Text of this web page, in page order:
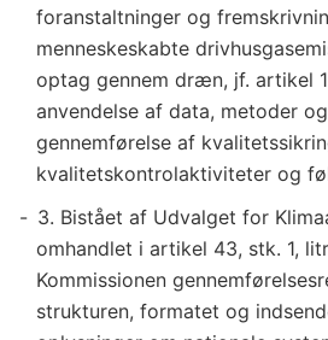
foranstaltninger og
menneskeskabte
optag gennem dræn, jf. artikel
anvendelse af data, metoder
gennemførelse af
kvalitetskontrolaktiviteter og
3. Bistået af Udvalget for
omhandlet i artikel 43, stk. 1,
Kommissionen
strukturen, formatet og